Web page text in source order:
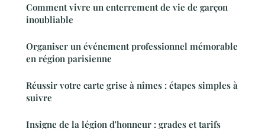
Comment vivre un enterrement de vie de garçon
inoubliable
Organiser un événement professionnel mémorable
en région parisienne
Réussir votre carte grise à nîmes : étapes simples à
suivre
Insigne de la légion d'honneur : grades et tarifs